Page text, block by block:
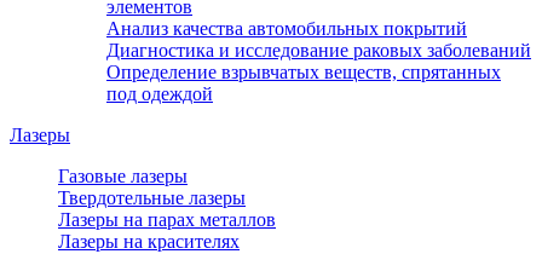
элементов
Анализ качества автомобильных покрытий
Диагностика и исследование раковых заболеваний
Определение взрывчатых веществ, спрятанных
под одеждой
Лазеры
Газовые лазеры
Твердотельные лазеры
Лазеры на парах металлов
Лазеры на красителях